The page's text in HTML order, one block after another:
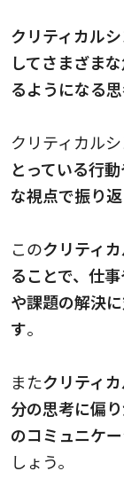
クリティカル
してさまざま
るようになる
クリティカルシ
とっている行
な視点で振り
このクリティ
ることで、仕
や課題の解決
す。
またクリティ
分の思考に偏
のコミュニケ
しょう。